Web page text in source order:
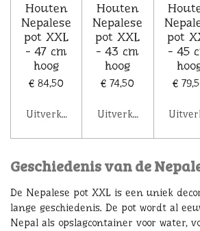
Houten
Nepalese
pot XXL
- 47 cm
hoog
€ 84,50
Uitverkocht
Houten
Nepalese
pot XXL
- 43 cm
hoog
€ 74,50
Uitverkocht
pot
- 45
€
Geschiedenis van de
De Nepalese pot XXL is een uniek
lange geschiedenis. De pot wordt al
Nepal als opslagcontainer voor water,